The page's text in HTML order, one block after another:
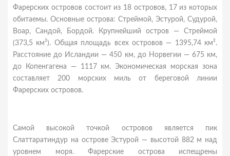
Фарерских островов состоит из 18 островов, 17 из которых
обитаемы. Основные острова: Стреймой, Эстурой, Судурой,
Воар, Сандой, Бордой. Крупнейший остров — Стреймой
(373,5 км²). Общая площадь всех островов — 1395,74 км².
Расстояние до Исландии — 450 км, до Норвегии — 675 км,
до Копенгагена — 1117 км. Экономическая морская зона
составляет 200 морских миль от береговой линии
Фарерских островов.
Самой высокой точкой островов является пик
Слаттаратиндур на острове Эстурой — высотой 882 м над
уровнем моря. Фарерские острова испещрены